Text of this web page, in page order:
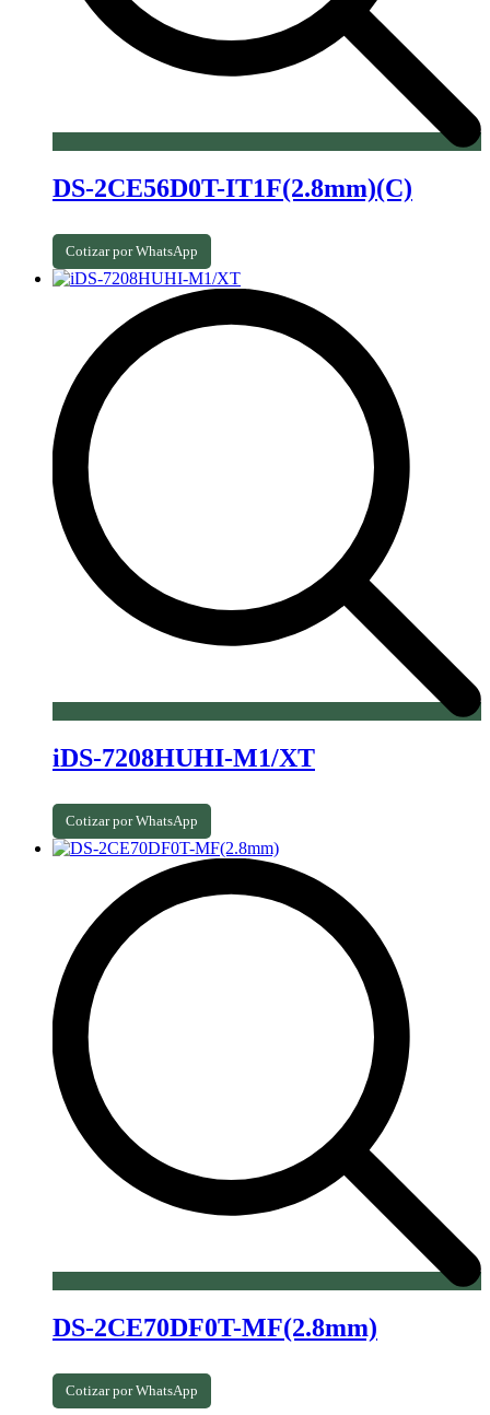
DS-2CE56D0T-IT1F(2.8mm)(C)
Cotizar por WhatsApp
iDS-7208HUHI-M1/XT
Cotizar por WhatsApp
DS-2CE70DF0T-MF(2.8mm)
Cotizar por WhatsApp